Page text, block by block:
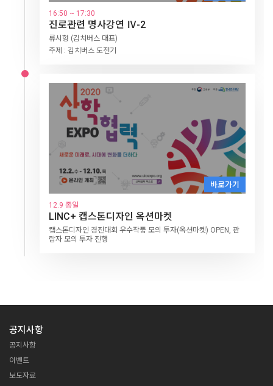
14:00~15:30
산학협력 교육혁신 포럼(대학의 교육혁신 사례 소개)
15:30~18:10
산학협력 포럼
7일차
AI시대 인성과 교육의 방향
14:00~14:40
진로관련 명사강연 Ⅰ-1
상상을 현실로 만드는 법 (데니스 홍 교수)
진로관련 명사강연 Ⅰ-2
16:00~17:30
진로관련 명사강연 Ⅱ
세계를 향한 무한도전 (서경덕 교수)
8일차
학생진로 체험의 날 (Ⅱ)
10:00~12:00
뇌, 현실, 그리고 인공지능 (김대식 교수)
캡스톤디자인 경진대회 우수작품 모의 투자(옥션마켓) OPEN, 관
람자 모의 투자 진행
원격 수업 영상편집
강윤진 선생님
16:00 ~ 17:00
원격 수업 상호작용
16:00 ~ 17:00
웹소설 작기 되기
투유드림 신도형 이사
12.8 종일
LINC+ 캡스톤디자인 옥션마켓
캡스톤디자인 경진대회 우수작품 모의 투자(옥션마켓) OPEN, 관
16:50 ~ 17:30
진로관련 명사강연 Ⅳ-2
류시형 (김치버스 대표)
주제 : 김치버스 도전기
12.9 종일
바로가기
LINC+ 캡스톤디자인 옥션마켓
캡스톤디자인 경진대회 우수작품 모의 투자(옥션마켓) OPEN, 관
람자 모의 투자 진행
공지사항
공지사항
이벤트
보도자료